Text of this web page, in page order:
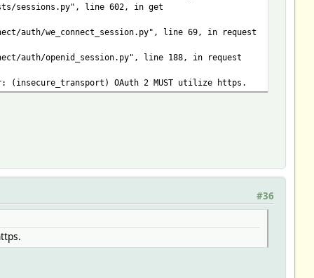
sessions.py", line 602, in get
auth/we_connect_session.py", line 69, in request
auth/openid_session.py", line 188, in request
(insecure_transport) OAuth 2 MUST utilize https.
#36